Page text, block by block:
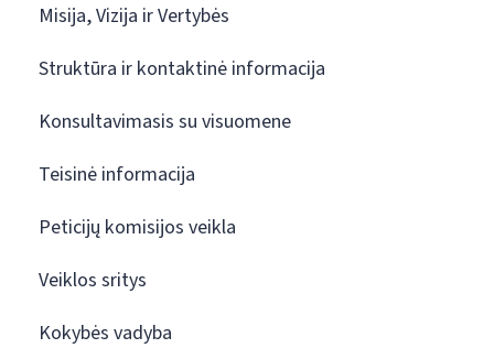
Misija, Vizija ir Vertybės
Struktūra ir kontaktinė informacija
Konsultavimasis su visuomene
Teisinė informacija
Peticijų komisijos veikla
Veiklos sritys
Kokybės vadyba